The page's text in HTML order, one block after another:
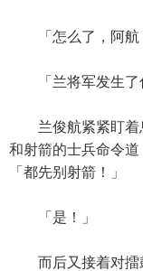
「怎么了，阿航
「兰将军发生了
兰俊航紧紧盯着
和射箭的士兵命令道
「都先别射箭！」
「是！」
而后又接着对擂鼓